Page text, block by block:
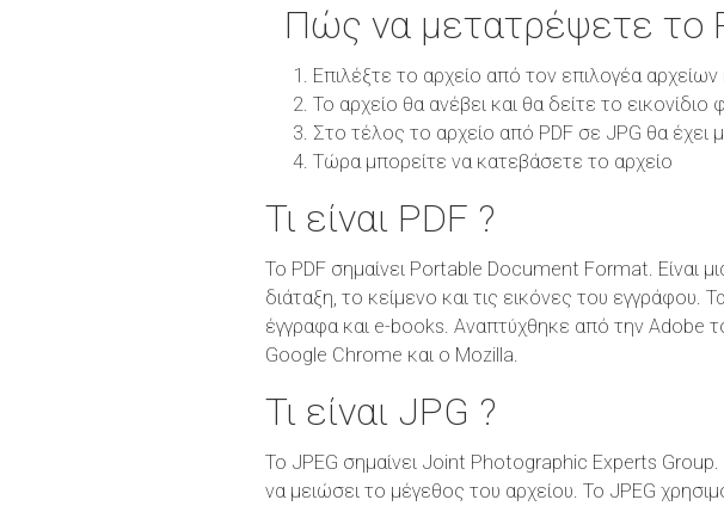
Πώς να μετατρέψετε το
Επιλέξτε το αρχείο από τον επιλογέα
Το αρχείο θα ανέβει και θα δείτε το
Στο τέλος το αρχείο από PDF σε JPG θα έχει
Τώρα μπορείτε να κατεβάσετε το αρχείο
Τι είναι PDF ?
Το PDF σημαίνει Portable Document Format. Είναι
διάταξη, το κείμενο και τις εικόνες του εγγράφου.
έγγραφα και e-books. Αναπτύχθηκε από την Adobe
Google Chrome και ο Mozilla.
Τι είναι JPG ?
Το JPEG σημαίνει Joint Photographic Experts Group.
να μειώσει το μέγεθος του αρχείου. Το JPEG